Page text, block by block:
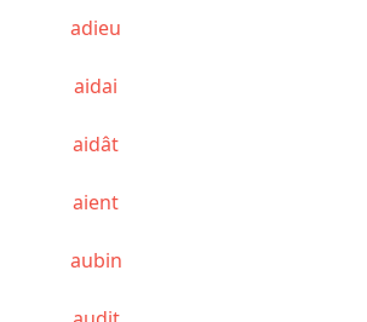
adieu
aidai
aidât
aient
aubin